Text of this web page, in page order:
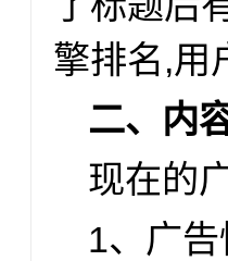
擎排名,用
二、内
现在的
1、广